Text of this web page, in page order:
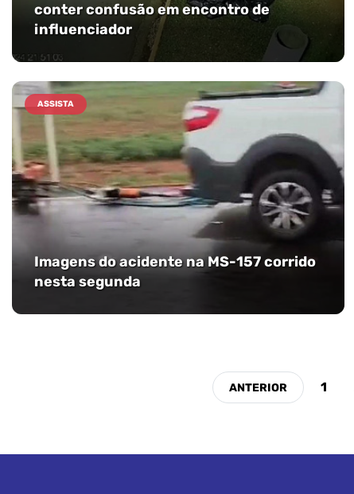
conter confusão em encontro de
influenciador
ASSISTA
Imagens do acidente na MS-157 corrido
nesta segunda
1